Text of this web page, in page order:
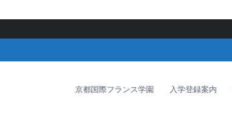
京都国際フランス学園 入学登録案内